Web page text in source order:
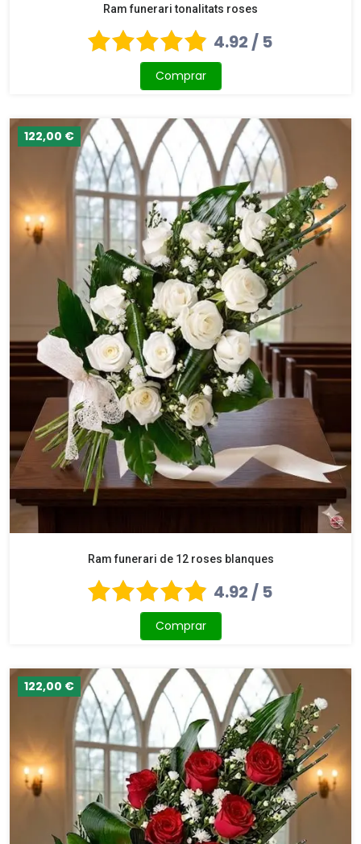
Ram funerari tonalitats roses
4.92 / 5
Comprar
122,00 €
Ram funerari de 12 roses blanques
4.92 / 5
Comprar
122,00 €